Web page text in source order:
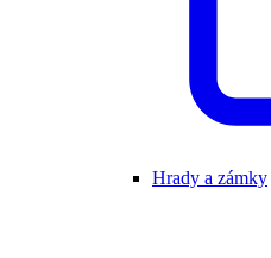
Hrady a zámky